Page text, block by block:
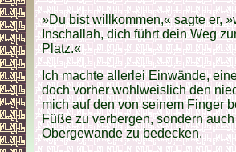
»Du bist willkommen,« sagte er,
Inschallah, dich führt dein Weg
Platz.«
Ich machte allerlei Einwände,
doch vorher wohlweislich den
mich auf den von seinem Finger
Füße zu verbergen, sondern
Obergewande zu bedecken.